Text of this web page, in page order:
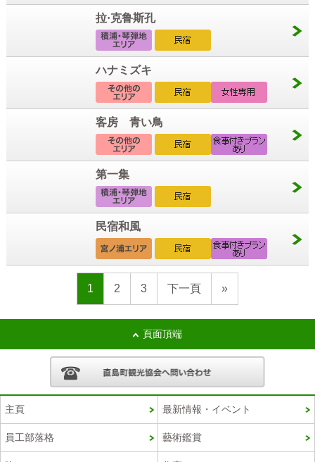
拉·克鲁斯孔
ハナミズキ
客房 青い鳥
第一集
民宿和風
1 2 3 下一頁 »
頁面頂端
主頁 最新情報・イベント
員工部落格 藝術鑑賞